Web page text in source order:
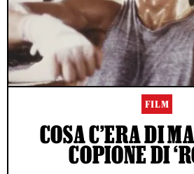
FILM
COSA C’ERA DI
COPIONE DI